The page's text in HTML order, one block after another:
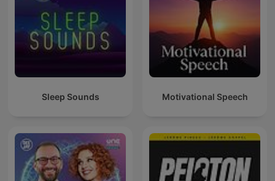
Sleep Sounds Motivational Speech